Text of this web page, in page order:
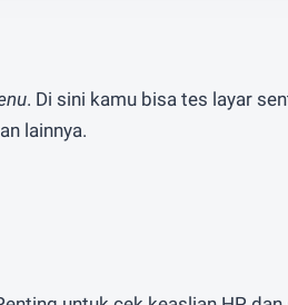
. Di sini kamu bisa tes layar
lainnya.